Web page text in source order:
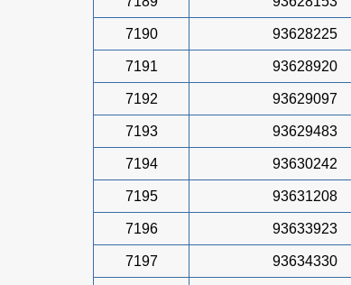
7190 93628225
7191 93628920
7192 93629097
7193 93629483
7194 93630242
7195 93631208
7196 93633923
7197 93634330